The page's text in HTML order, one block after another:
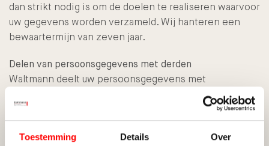
Toestemming Details Over
dan strikt nodig is om de doelen te realiseren waarvoor
uw gegevens worden verzameld. Wij hanteren een
bewaartermijn van zeven jaar.
Delen van persoonsgegevens met derden
Waltmann deelt uw persoonsgegevens met
verschillende derden als dit noodzakelijk is voor het
uitvoeren van de overeenkomst en om te voldoen aan
een eventuele wettelijke verplichting. Met bedrijven
die uw gegevens verwerken in onze opdracht, sluiten